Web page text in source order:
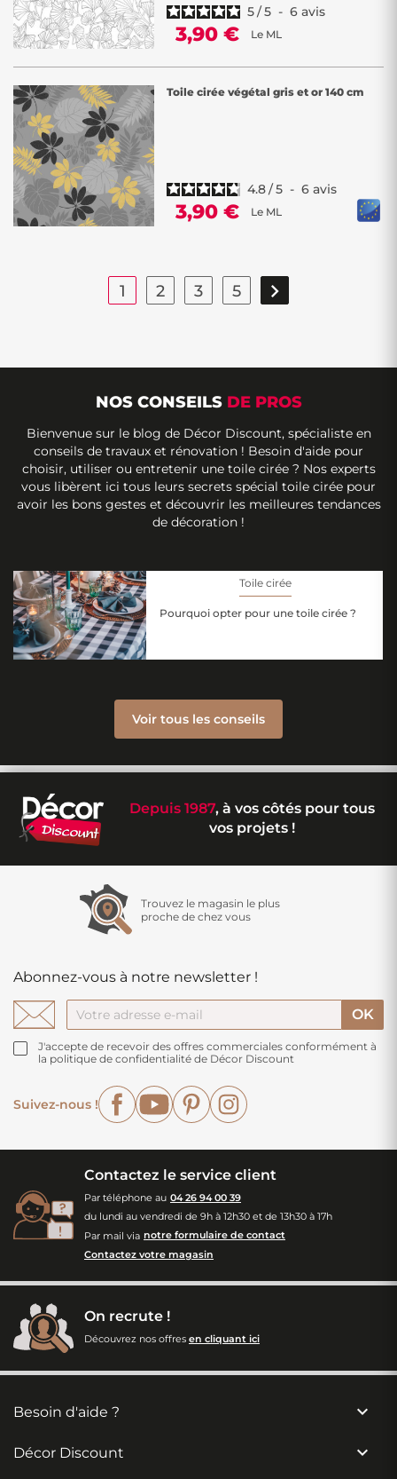
5/5 - 6 avis
3,90 € Le ML
Toile cirée végétal gris et or 140 cm
4.8/5 - 6 avis
3,90 € Le ML
1 2 3 5 
NOS CONSEILS DE PROS
Bienvenue sur le blog de Décor Discount, spécialiste en
conseils de travaux et rénovation ! Besoin d'aide pour
choisir, utiliser ou entretenir une toile cirée ? Nos experts
vous libèrent ici tous leurs secrets spécial toile cirée pour
avoir les bons gestes et découvrir les meilleures tendances
de décoration !
Toile cirée
Pourquoi opter pour une toile cirée ?
Voir tous les conseils
Depuis 1987, à vos côtés pour tous
vos projets !
Trouvez le magasin le plus
proche de chez vous
Abonnez-vous à notre newsletter !
J'accepte de recevoir des offres commerciales conformément à
la politique de confidentialité de Décor Discount
Suivez-nous !
FacebookYouTubePinterest
Contactez le service client
Par téléphone au 04 26 94 00 39
du lundi au vendredi de 9h à 12h30 et de 13h30 à 17h
Par mail via notre formulaire de contact
Contactez votre magasin
On recrute !
Découvrez nos offres en cliquant ici
Besoin d'aide ? 
Décor Discount 